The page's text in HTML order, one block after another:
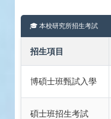
🎓 本校研究所招生考試
招生項目
博碩士班甄試入學
碩士班招生考試